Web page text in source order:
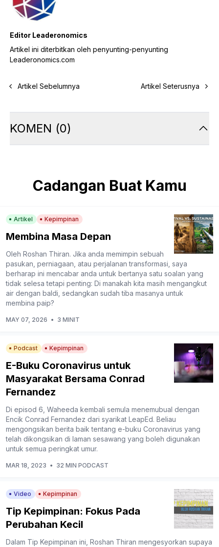
Editor Leaderonomics
Artikel ini diterbitkan oleh penyunting-penyunting
Leaderonomics.com
Artikel Sebelumnya Artikel Seterusnya
KOMEN (0)
Cadangan Buat Kamu
Artikel Kepimpinan
Membina Masa Depan
Oleh Roshan Thiran. Jika anda memimpin sebuah
pasukan, perniagaan, atau perjalanan transformasi, saya
berharap ini mencabar anda untuk bertanya satu soalan yang
tidak selesa tetapi penting: Di manakah kita masih mengangkut
air dengan baldi, sedangkan sudah tiba masanya untuk
membina paip?
MAY 07, 2026 • 3 MINIT
Podcast Kepimpinan
E-Buku Coronavirus untuk
Masyarakat Bersama Conrad
Fernandez
Di episod 6, Waheeda kembali semula menemubual dengan
Encik Conrad Fernandez dari syarikat LeapEd. Beliau
mengongsikan berita baik tentang e-buku Coronavirus yang
telah dikongsikan di laman sesawang yang boleh digunakan
untuk semua peringkat umur.
MAR 18, 2023 • 32 MIN PODCAST
Video Kepimpinan
Tip Kepimpinan: Fokus Pada
Perubahan Kecil
Dalam Tip Kepimpinan ini, Roshan Thiran mengesyorkan supaya